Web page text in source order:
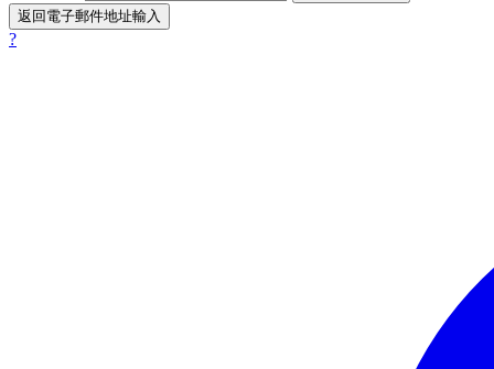
返回電子郵件地址輸入
?